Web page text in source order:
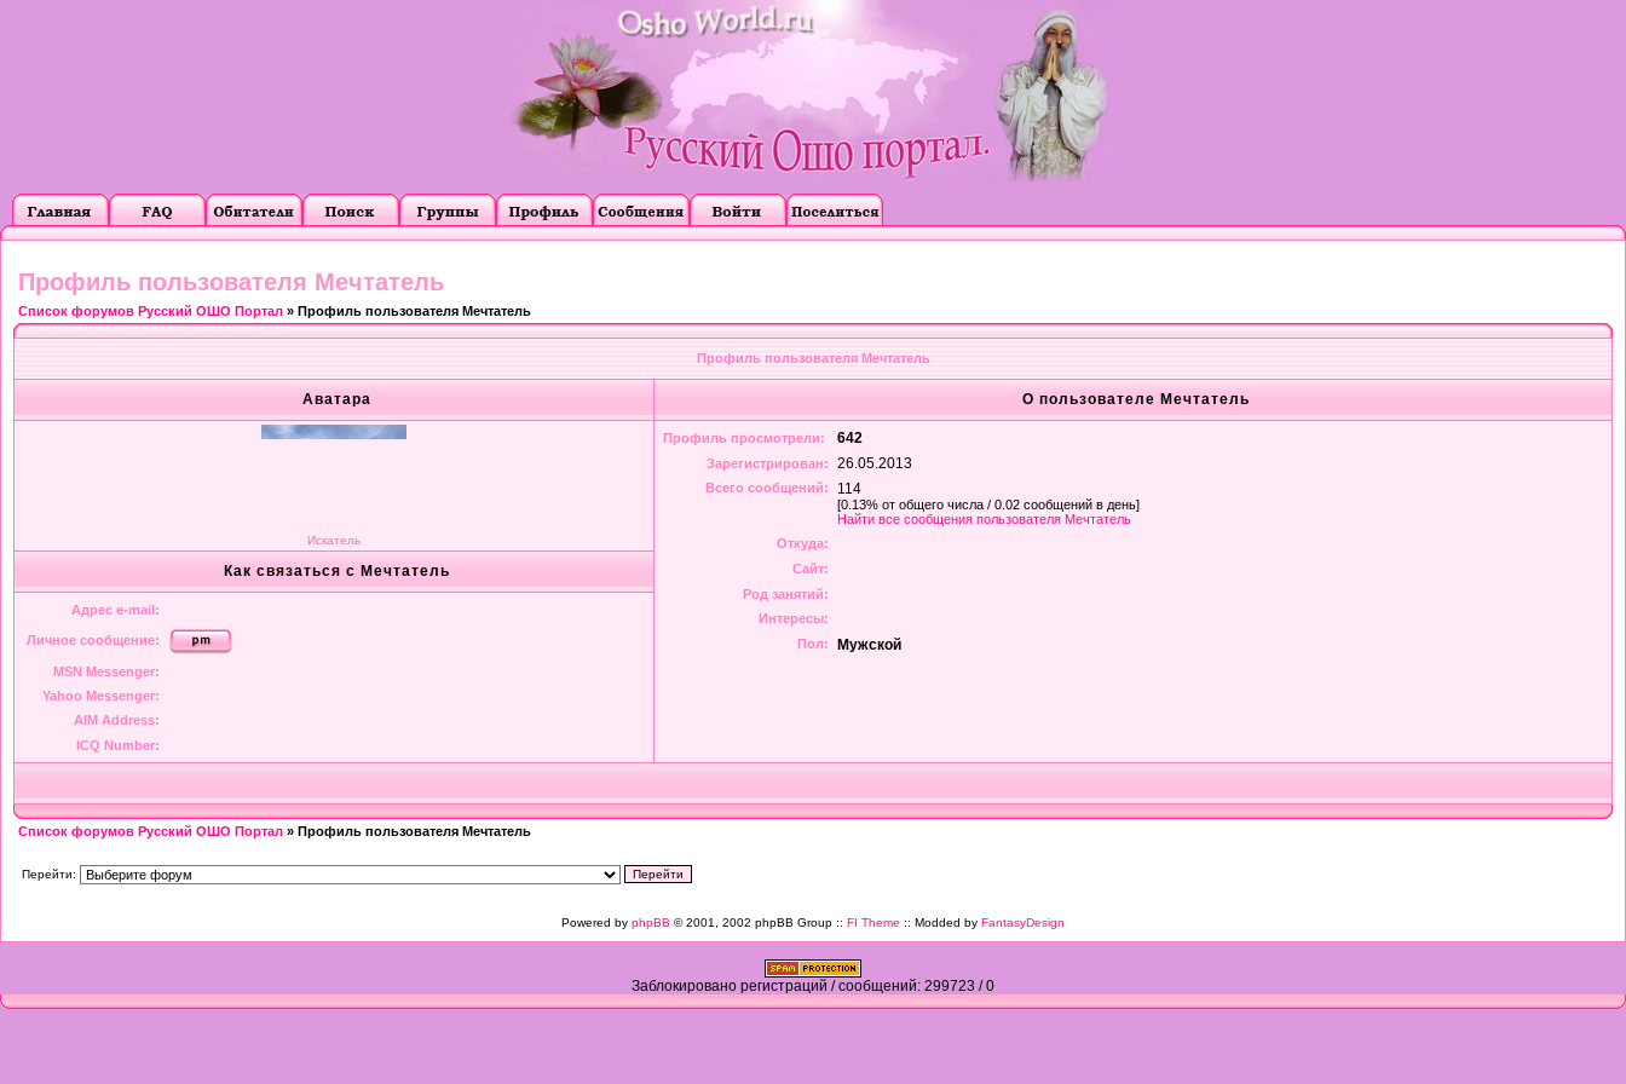
Профиль пользователя Мечтатель
Список форумов Русский ОШО Портал » Профиль пользователя Мечтатель
Профиль пользователя Мечтатель
Аватара О пользователе Мечтатель
Искатель
Профиль просмотрели: 642
Зарегистрирован: 26.05.2013
Всего сообщений: 114
[0.13% от общего числа / 0.02 сообщений в день]
Найти все сообщения пользователя Мечтатель
Откуда:
Сайт:
Род занятий:
Интересы:
Пол:
Мужской
Как связаться с Мечтатель
Адрес e-mail:
Личное сообщение:
MSN Messenger:
Yahoo Messenger:
AIM Address:
ICQ Number:
Список форумов Русский ОШО Портал » Профиль пользователя Мечтатель
Перейти:
Powered by phpBB © 2001, 2002 phpBB Group :: FI Theme :: Modded by FantasyDesign
Заблокировано регистраций / сообщений: 299723 / 0